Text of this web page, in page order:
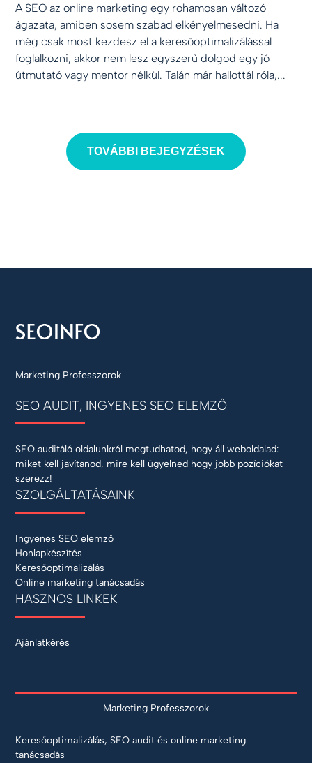
A SEO az online marketing egy rohamosan változó
ágazata, amiben sosem szabad elkényelmesedni. Ha
még csak most kezdesz el a keresőoptimalizálással
foglalkozni, akkor nem lesz egyszerű dolgod egy jó
útmutató vagy mentor nélkül. Talán már hallottál róla,...
TOVÁBBI BEJEGYZÉSEK
Marketing Professzorok
SEO AUDIT, INGYENES SEO ELEMZŐ
SEO auditáló oldalunkról megtudhatod, hogy áll weboldalad:
miket kell javítanod, mire kell ügyelned hogy jobb pozíciókat
szerezz!
SZOLGÁLTATÁSAINK
Ingyenes SEO elemző
Honlapkészítés
Keresőoptimalizálás
Online marketing tanácsadás
HASZNOS LINKEK
Ajánlatkérés
Marketing Professzorok
Keresőoptimalizálás, SEO audit és online marketing
tanácsadás